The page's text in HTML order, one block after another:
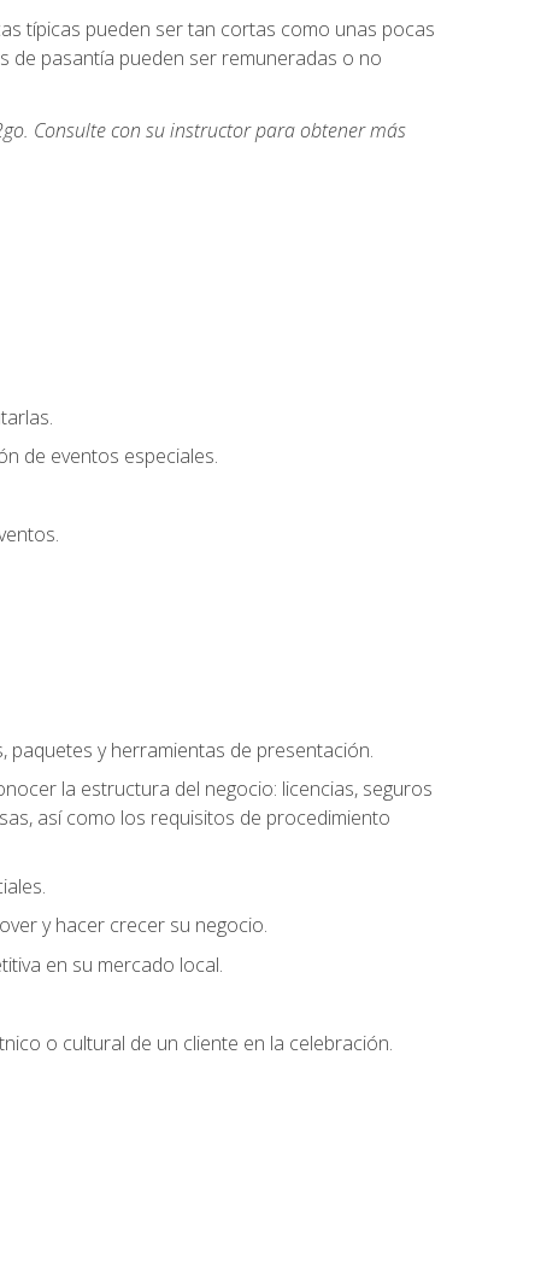
típicas pueden ser tan cortas como unas pocas
de pasantía pueden ser remuneradas o no
Consulte con su instructor para obtener más
de eventos especiales.
y herramientas de presentación.
la estructura del negocio: licencias, seguros
así como los requisitos de procedimiento
y hacer crecer su negocio.
en su mercado local.
o cultural de un cliente en la celebración.